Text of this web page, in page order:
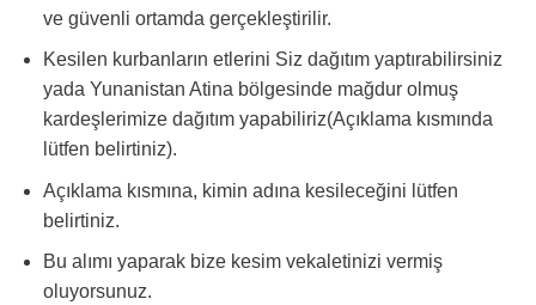
ve güvenli ortamda gerçekleştirilir.
Kesilen kurbanların etlerini Siz dağıtım yaptırabilirsiniz
yada Yunanistan Atina bölgesinde mağdur olmuş
kardeşlerimize dağıtım yapabiliriz(Açıklama kısmında
lütfen belirtiniz).
Açıklama kısmına, kimin adına kesileceğini lütfen
belirtiniz.
Bu alımı yaparak bize kesim vekaletinizi vermiş
oluyorsunuz.